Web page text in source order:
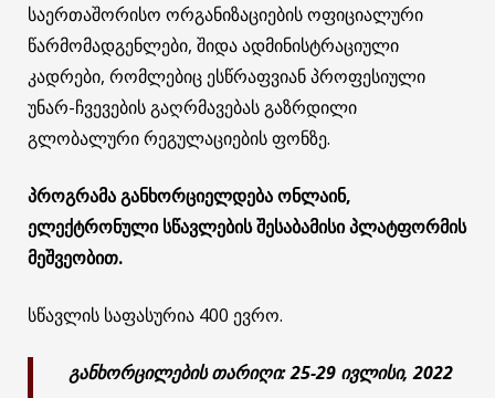
საერთაშორისო ორგანიზაციების ოფიციალური
წარმომადგენლები, შიდა ადმინისტრაციული
კადრები, რომლებიც ესწრაფვიან პროფესიული
უნარ-ჩვევების გაღრმავებას გაზრდილი
გლობალური რეგულაციების ფონზე.
პროგრამა განხორციელდება ონლაინ,
ელექტრონული სწავლების შესაბამისი პლატფორმის
მეშვეობით.
სწავლის საფასურია 400 ევრო.
განხორცილების თარიღი:25-29 ივლისი, 2022